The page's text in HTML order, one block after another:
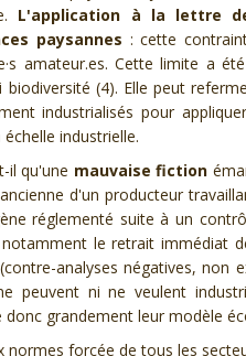
L'application à la lettre
paysannes : cette
amateur.es. Cette limite a
biodiversité (4). Elle peut
industrialisés pour
échelle industrielle.
il qu'une mauvaise fiction
d'un producteur
réglementé suite à un
notamment le retrait immédiat
-analyses négatives, non
peuvent ni ne veulent
donc grandement leur modèle
normes forcée de tousles